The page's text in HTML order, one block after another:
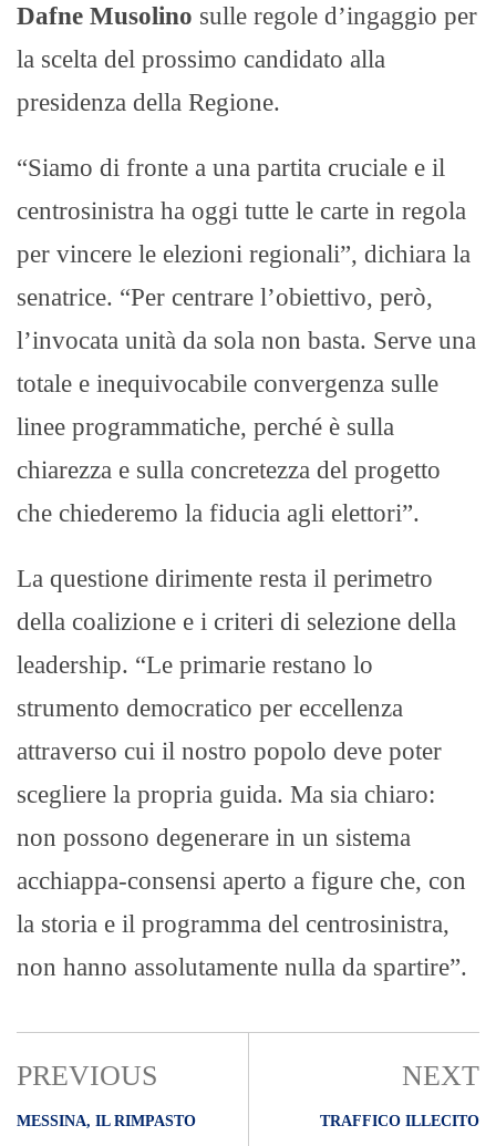
Dafne Musolino sulle regole d’ingaggio per
la scelta del prossimo candidato alla
presidenza della Regione.
“Siamo di fronte a una partita cruciale e il
centrosinistra ha oggi tutte le carte in regola
per vincere le elezioni regionali”, dichiara la
senatrice. “Per centrare l’obiettivo, però,
l’invocata unità da sola non basta. Serve una
totale e inequivocabile convergenza sulle
linee programmatiche, perché è sulla
chiarezza e sulla concretezza del progetto
che chiederemo la fiducia agli elettori”.
La questione dirimente resta il perimetro
della coalizione e i criteri di selezione della
leadership. “Le primarie restano lo
strumento democratico per eccellenza
attraverso cui il nostro popolo deve poter
scegliere la propria guida. Ma sia chiaro:
non possono degenerare in un sistema
acchiappa-consensi aperto a figure che, con
la storia e il programma del centrosinistra,
non hanno assolutamente nulla da spartire”.
PREVIOUS
MESSINA, IL RIMPASTO
NEXT
TRAFFICO ILLECITO